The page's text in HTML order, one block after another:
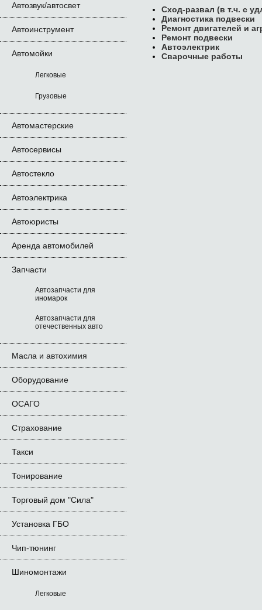
Автозвук/автосвет
Автоинструмент
Автомойки
Легковые
Грузовые
Автомастерские
Автосервисы
Автостекло
Автоэлектрика
Автоюристы
Аренда автомобилей
Запчасти
Автозапчасти для
иномарок
Автозапчасти для
отечественных авто
Масла и автохимия
Оборудование
ОСАГО
Страхование
Такси
Тонирование
Торговый дом "Сила"
Установка ГБО
Чип-тюнинг
Шиномонтажи
Легковые
Сход-развал (в т.ч. с
Диагностика подвески
Ремонт двигателей и
Ремонт подвески
Автоэлектрик
Сварочные работы